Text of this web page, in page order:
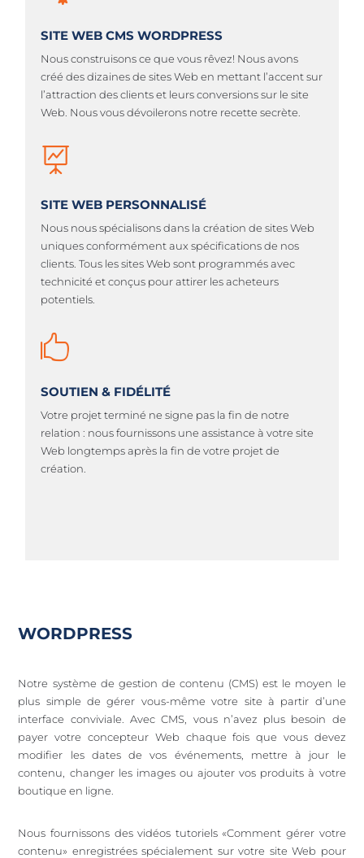
SITE WEB CMS WORDPRESS
Nous construisons ce que vous rêvez! Nous avons
créé des dizaines de sites Web en mettant l’accent sur
l’attraction des clients et leurs conversions sur le site
Web. Nous vous dévoilerons notre recette secrète.

SITE WEB PERSONNALISÉ
Nous nous spécialisons dans la création de sites Web
uniques conformément aux spécifications de nos
clients. Tous les sites Web sont programmés avec
technicité et conçus pour attirer les acheteurs
potentiels.

SOUTIEN & FIDÉLITÉ
Votre projet terminé ne signe pas la fin de notre
relation : nous fournissons une assistance à votre site
Web longtemps après la fin de votre projet de
création.
WORDPRESS
Notre système de gestion de contenu (CMS) est le moyen le
plus simple de gérer vous-même votre site à partir d’une
interface conviviale. Avec CMS, vous n’avez plus besoin de
payer votre concepteur Web chaque fois que vous devez
modifier les dates de vos événements, mettre à jour le
contenu, changer les images ou ajouter vos produits à votre
boutique en ligne.
Nous fournissons des vidéos tutoriels «Comment gérer votre
contenu» enregistrées spécialement sur votre site Web pour